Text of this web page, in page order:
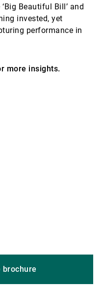
Beautiful Bill’ and
invested, yet
performance in
more insights.
brochure